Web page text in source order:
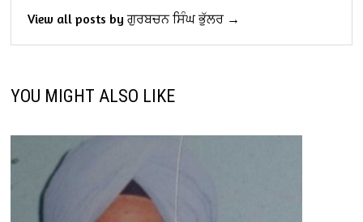
View all posts by ਗੁਰਬਚਨ ਸਿੰਘ ਭੁੱਲਰ →
YOU MIGHT ALSO LIKE